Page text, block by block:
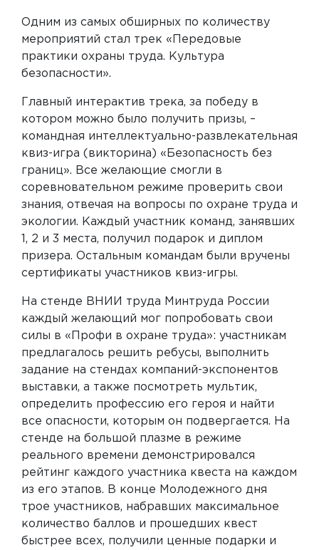
Одним из самых обширных по количеству
мероприятий стал трек «Передовые
практики охраны труда. Культура
безопасности».
Главный интерактив трека, за победу в
котором можно было получить призы, –
командная интеллектуально-развлекательная
квиз-игра (викторина) «Безопасность без
границ». Все желающие смогли в
соревновательном режиме проверить свои
знания, отвечая на вопросы по охране труда и
экологии. Каждый участник команд, занявших
1, 2 и 3 места, получил подарок и диплом
призера. Остальным командам были вручены
сертификаты участников квиз-игры.
На стенде ВНИИ труда Минтруда России
каждый желающий мог попробовать свои
силы в «Профи в охране труда»: участникам
предлагалось решить ребусы, выполнить
задание на стендах компаний-экспонентов
выставки, а также посмотреть мультик,
определить профессию его героя и найти
все опасности, которым он подвергается. На
стенде на большой плазме в режиме
реального времени демонстрировался
рейтинг каждого участника квеста на каждом
из его этапов. В конце Молодежного дня
трое участников, набравших максимальное
количество баллов и прошедших квест
быстрее всех, получили ценные подарки и